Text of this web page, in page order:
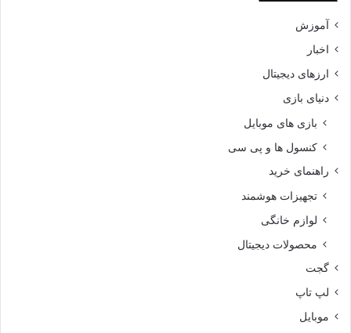
آموزش
اخبار
ارزهای دیجیتال
دنیای بازی
بازی های موبایل
کنسول ها و پی سی
راهنمای خرید
تجهیزات هوشمند
لوازم خانگی
محصولات دیجیتال
گجت
لپ تاپ
موبایل